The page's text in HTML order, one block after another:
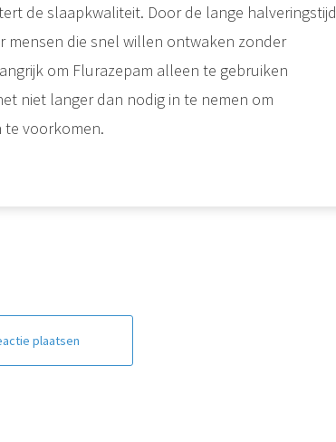
de slaapkwaliteit. Door de lange halveringstijd
mensen die snel willen ontwaken zonder
om Flurazepam alleen te gebruiken
niet langer dan nodig in te nemen om
voorkomen.
plaatsen